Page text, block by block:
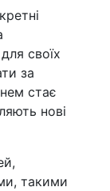
своїх
за
стає
нові
такими